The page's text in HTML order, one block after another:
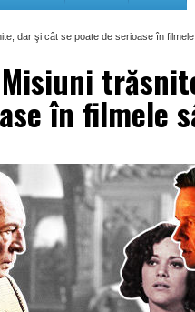
Misiuni
în filmele
dar şi cât se poate de serioase în